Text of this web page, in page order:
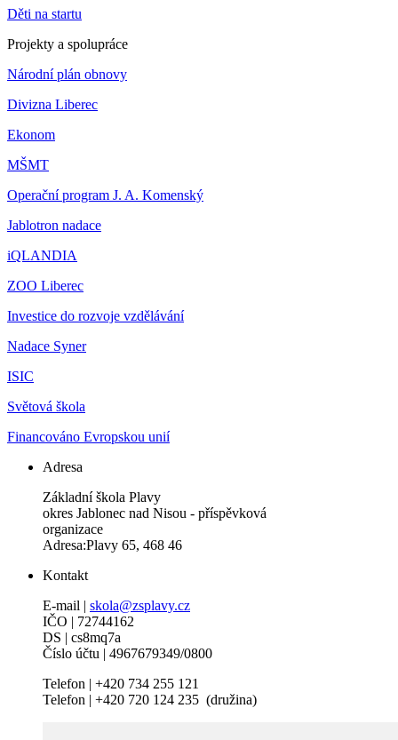
Děti na startu
Projekty a spolupráce
Národní plán obnovy
Divizna Liberec
Ekonom
MŠMT
Operační program J. A. Komenský
Jablotron nadace
iQLANDIA
ZOO Liberec
Investice do rozvoje vzdělávání
Nadace Syner
ISIC
Světová škola
Financováno Evropskou unií
Adresa
Základní škola Plavy
okres Jablonec nad Nisou - příspěvková
organizace
Adresa:Plavy 65, 468 46
Kontakt
E-mail | skola@zsplavy.cz
IČO | 72744162
DS | cs8mq7a
Číslo účtu | 4967679349/0800
Telefon | +420 734 255 121
Telefon | +420 720 124 235 (družina)